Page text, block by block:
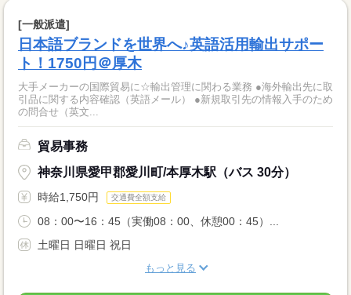
[一般派遣]
日本語ブランドを世界へ♪英語活用輸出サポー
ト！1750円＠厚木
大手メーカーの国際貿易に☆輸出管理に関わる業務 ●海外輸出先に取
引品に関する内容確認（英語メール） ●新規取引先の情報入手のため
の問合せ（英文...
貿易事務
神奈川県愛甲郡愛川町/本厚木駅（バス 30分）
時給1,750円 交通費全額支給
08：00〜16：45（実働08：00、休憩00：45）...
土曜日 日曜日 祝日
もっと見る